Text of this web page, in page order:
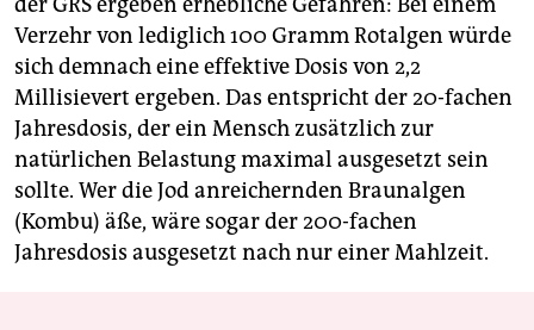
Verzehr von lediglich 100 Gramm Rotalgen würde
sich demnach eine effektive Dosis von 2,2
Millisievert ergeben. Das entspricht der 20-fachen
Jahresdosis, der ein Mensch zusätzlich zur
natürlichen Belastung maximal ausgesetzt sein
sollte. Wer die Jod anreichernden Braunalgen
(Kombu) äße, wäre sogar der 200-fachen
Jahresdosis ausgesetzt nach nur einer Mahlzeit.